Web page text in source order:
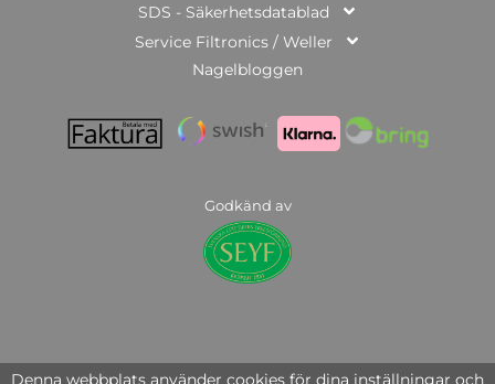
SDS - Säkerhetsdatablad
Service Filtronics / Weller
Nagelbloggen
Godkänd av
© Copyright 2025 | Nail Systems of Sweden AB | org.nr: 559446-3951
Denna webbplats använder cookies för dina inställningar och